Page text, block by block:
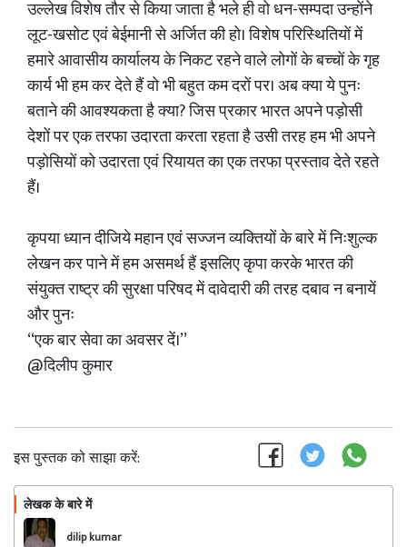
उल्लेख विशेष तौर से किया जाता है भले ही वो धन-सम्पदा उन्होंने
लूट-खसोट एवं बेईमानी से अर्जित की हो। विशेष परिस्थितियों में
हमारे आवासीय कार्यालय के निकट रहने वाले लोगों के बच्चों के गृह
कार्य भी हम कर देते हैं वो भी बहुत कम दरों पर। अब क्या ये पुनः
बताने की आवश्यकता है क्या? जिस प्रकार भारत अपने पड़ोसी
देशों पर एक तरफा उदारता करता रहता है उसी तरह हम भी अपने
पड़ोसियों को उदारता एवं रियायत का एक तरफा प्रस्ताव देते रहते
हैं।
कृपया ध्यान दीजिये महान एवं सज्जन व्यक्तियों के बारे में निःशुल्क
लेखन कर पाने में हम असमर्थ हैं इसलिए कृपा करके भारत की
संयुक्त राष्ट्र की सुरक्षा परिषद में दावेदारी की तरह दबाव न बनायें
और पुनः
‘‘एक बार सेवा का अवसर दें।’’
@दिलीप कुमार
इस पुस्तक को साझा करें:
लेखक के बारे में
dilip kumar